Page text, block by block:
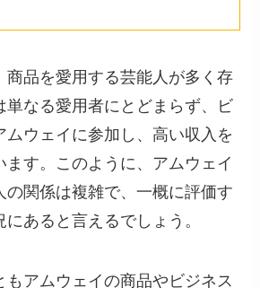
商品を愛用する芸能人が多く存
単なる愛用者にとどまらず、ビ
ムウェイに参加し、高い収入を
ます。このように、アムウェイ
の関係は複雑で、一概に評価す
あると言えるでしょう。
もアムウェイの商品やビジネス